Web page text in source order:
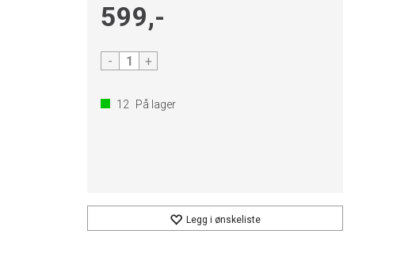
599,-
- +
12 På lager
Legg i ønskeliste